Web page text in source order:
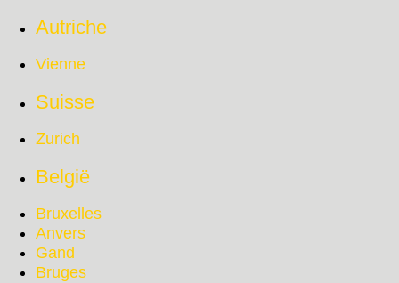
Autriche
Vienne
Suisse
Zurich
België
Bruxelles
Anvers
Gand
Bruges